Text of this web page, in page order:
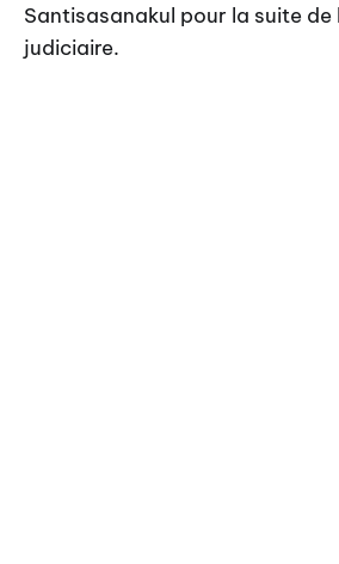
Santisasanakul pour la suite
judiciaire.